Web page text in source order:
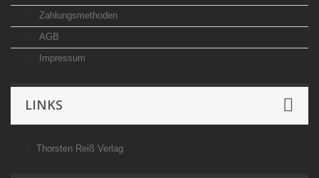
Zahlungsmethoden
AGB
Impressum
LINKS
Thorsten Reiß Verlag